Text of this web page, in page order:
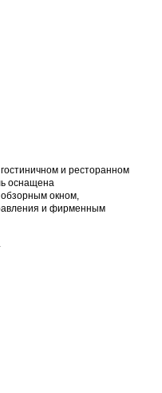
и ресторанном
оснащена
окном,
и фирменным